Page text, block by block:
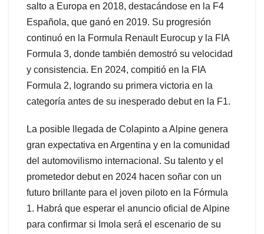
salto a Europa en 2018, destacándose en la F4
Española, que ganó en 2019. Su progresión
continuó en la Formula Renault Eurocup y la FIA
Formula 3, donde también demostró su velocidad
y consistencia. En 2024, compitió en la FIA
Formula 2, logrando su primera victoria en la
categoría antes de su inesperado debut en la F1.
La posible llegada de Colapinto a Alpine genera
gran expectativa en Argentina y en la comunidad
del automovilismo internacional. Su talento y el
prometedor debut en 2024 hacen soñar con un
futuro brillante para el joven piloto en la Fórmula
1. Habrá que esperar el anuncio oficial de Alpine
para confirmar si Imola será el escenario de su